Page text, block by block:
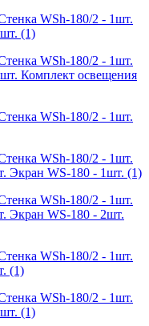
WSh-180/2 - 1шт.
(1)
WSh-180/2 - 1шт.
Комплект освещения
WSh-180/2 - 1шт.
WSh-180/2 - 1шт.
Экран WS-180 - 1шт. (1)
WSh-180/2 - 1шт.
Экран WS-180 - 2шт.
WSh-180/2 - 1шт.
(1)
WSh-180/2 - 1шт.
(1)